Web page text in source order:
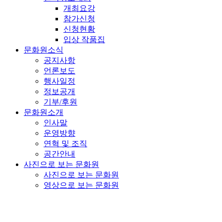
개최요강
참가신청
신청현황
입상 작품집
문화원소식
공지사항
언론보도
행사일정
정보공개
기부/후원
문화원소개
인사말
운영방향
연혁 및 조직
공간안내
사진으로 보는 문화원
사진으로 보는 문화원
영상으로 보는 문화원